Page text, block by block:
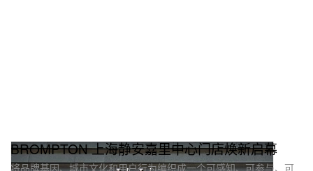
BROMPTON 上海静安嘉里中心门店焕新启幕
将品牌基因、城市文化和用户行为编织成一个可感知、可参与、可